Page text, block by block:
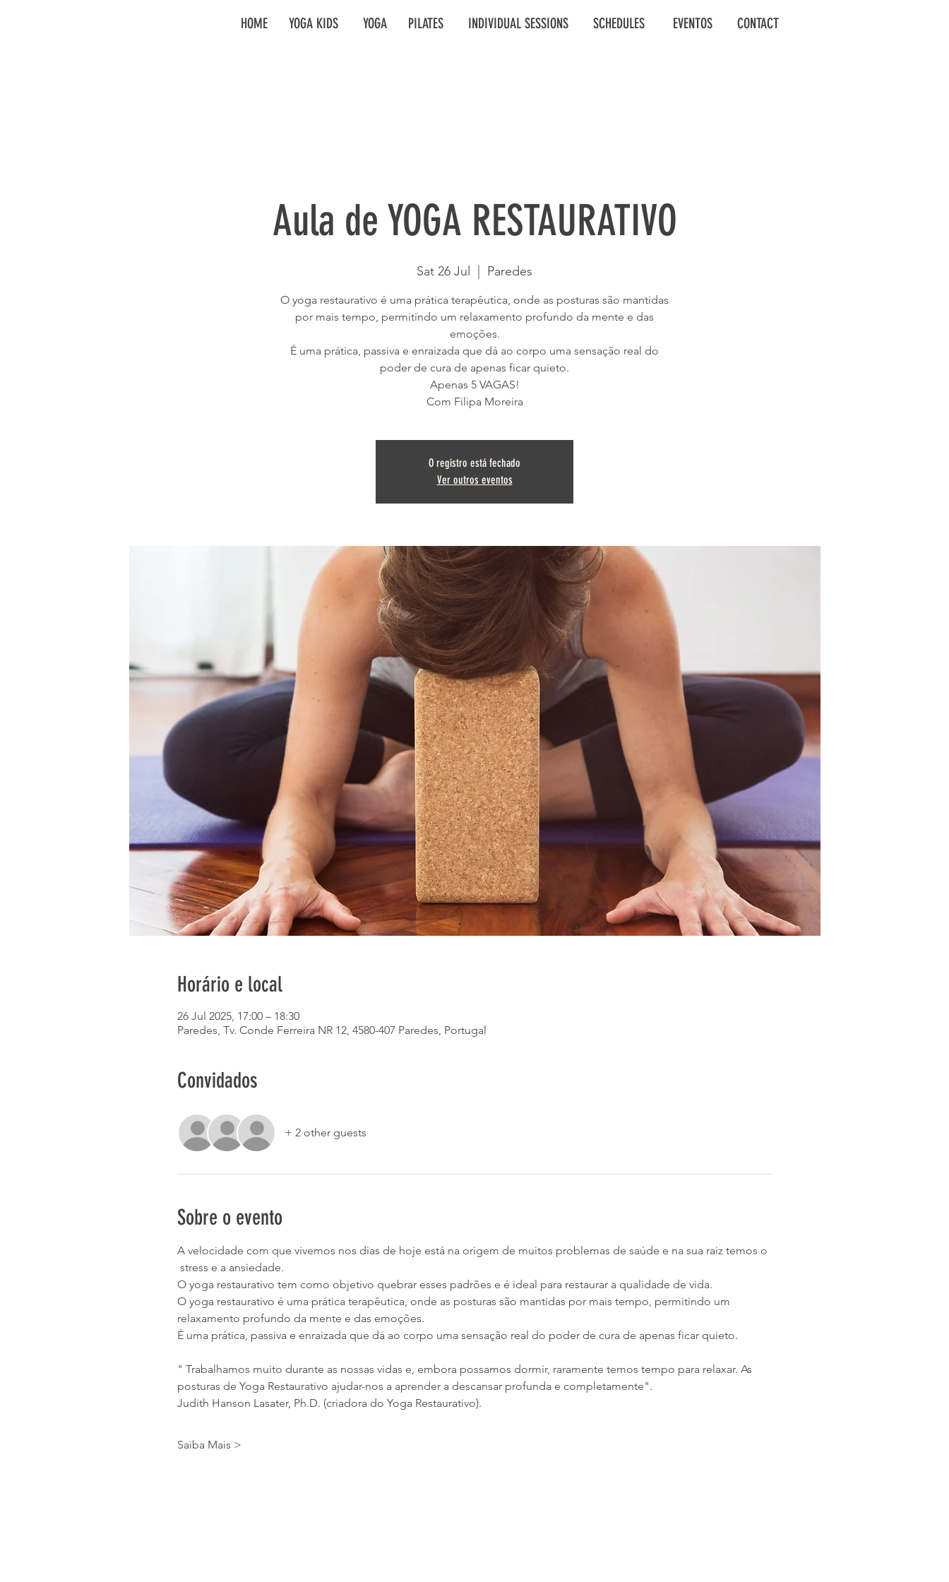
HOME YOGA KIDS YOGA PILATES INDIVIDUAL SESSIONS SCHEDULES EVENTOS CONTACT
Aula de YOGA RESTAURATIVO
Sat 26 Jul Paredes
O yoga restaurativo é uma prática terapêutica, onde as posturas são mantidas
por mais tempo, permitindo um relaxamento profundo da mente e das
emoções.
É uma prática, passiva e enraizada que dá ao corpo uma sensação real do
poder de cura de apenas ficar quieto.
Apenas 5 VAGAS!
Com Filipa Moreira
O registro está fechado
Ver outros eventos
Horário e local
26 Jul 2025, 17:00 – 18:30
Paredes, Tv. Conde Ferreira NR 12, 4580-407 Paredes, Portugal
Convidados
+ 2 other guests
Sobre o evento
A velocidade com que vivemos nos dias de hoje está na origem de muitos problemas de saúde e na sua raiz temos o
stress e a ansiedade.
O yoga restaurativo tem como objetivo quebrar esses padrões e é ideal para restaurar a qualidade de vida.
O yoga restaurativo é uma prática terapêutica, onde as posturas são mantidas por mais tempo, permitindo um
relaxamento profundo da mente e das emoções.
É uma prática, passiva e enraizada que dá ao corpo uma sensação real do poder de cura de apenas ficar quieto.
" Trabalhamos muito durante as nossas vidas e, embora possamos dormir, raramente temos tempo para relaxar. As
posturas de Yoga Restaurativo ajudar-nos a aprender a descansar profunda e completamente".
Judith Hanson Lasater, Ph.D. (criadora do Yoga Restaurativo).
Saiba Mais >